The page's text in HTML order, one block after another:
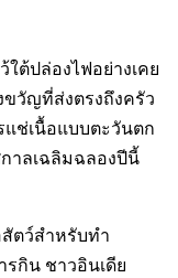
ปล่องไฟอย่างเคย
วัญที่ส่งตรงถึงครัว
ช่เนื้อแบบตะวันตก
าลเฉลิมฉลองปีนี้
ว์สำหรับทำ
กิน ชาวอินเดีย